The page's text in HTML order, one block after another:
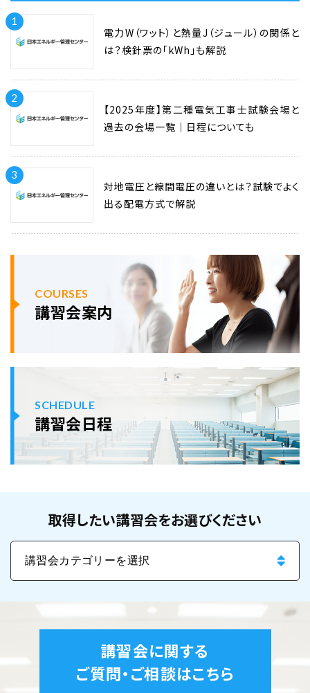
1
電力W（ワット）と熱量J（ジュール）の関係と
は？検針票の「kWh」も解説
2
【2025年度】第二種電気工事士試験会場と
過去の会場一覧｜日程についても
3
対地電圧と線間電圧の違いとは？試験でよく
出る配電方式で解説
COURSES
講習会案内
SCHEDULE
講習会日程
取得したい講習会をお選びください
講習会に関する
ご質問・ご相談はこちら